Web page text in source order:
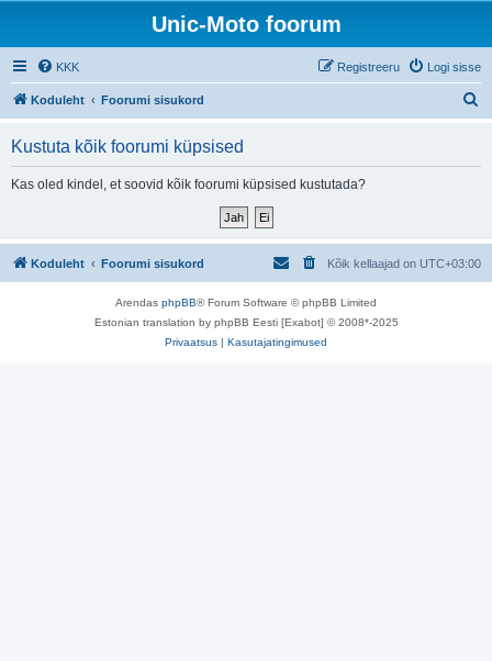
Unic-Moto foorum
KKK Logi sisse
Registreeru
Koduleht Foorumi sisukord
Kustuta kõik foorumi küpsised
Kas oled kindel, et soovid kõik foorumi küpsised kustutada?
Koduleht Foorumi sisukord Kõik kellaajad on UTC+03:00
Arendas phpBB® Forum Software © phpBB Limited
Estonian translation by phpBB Eesti [Exabot] © 2008*-2025
Privaatsus | Kasutajatingimused